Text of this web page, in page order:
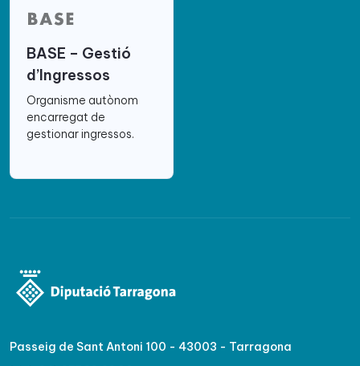
BASE – Gestió
d’Ingressos
Organisme autònom
encarregat de
gestionar ingressos.
Passeig de Sant Antoni 100 - 43003 - Tarragona